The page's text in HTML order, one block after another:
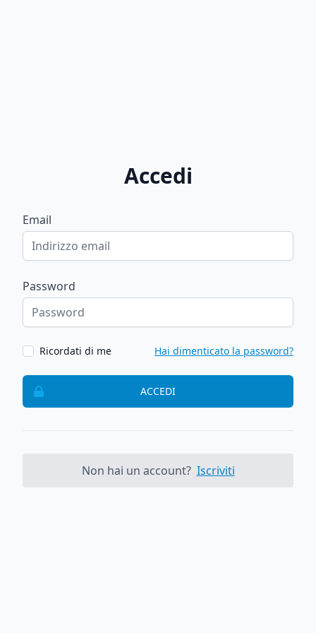
Accedi
Email
Password
Ricordati di me Hai dimenticato la password?
ACCEDI
Non hai un account? Iscriviti